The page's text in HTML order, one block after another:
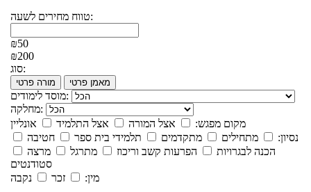
טווח מחירים לשעה:
₪50
₪200
סוג:
מורה פרטי מאמן פרטי
מוסד לימודים:
מחלקה:
מקום מפגש:
אצל המורה אצל התלמיד
אונליין
נסיון:
מתחילים מתקדמים תלמידי בית ספר
חטיבה
הכנה לבגרויות
הפרעות קשב וריכוז מתרגל
מרצה
סטודנטים
מין:
זכר נקבה